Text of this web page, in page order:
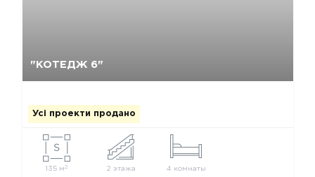
"КОТЕДЖ 6"
Усі проекти продано
135 м 2 2 этажа 4 комнаты